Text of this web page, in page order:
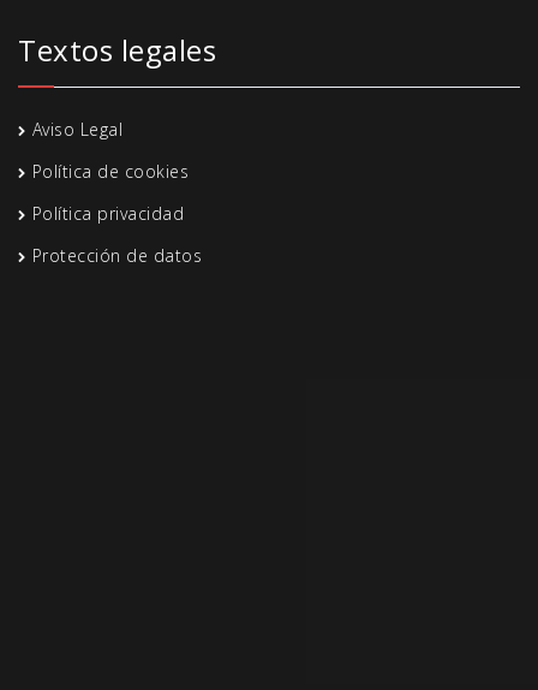
Textos legales
Aviso Legal
Política de cookies
Política privacidad
Protección de datos